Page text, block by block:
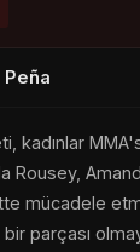
kadınlar
Rousey,
mücadele
parçası